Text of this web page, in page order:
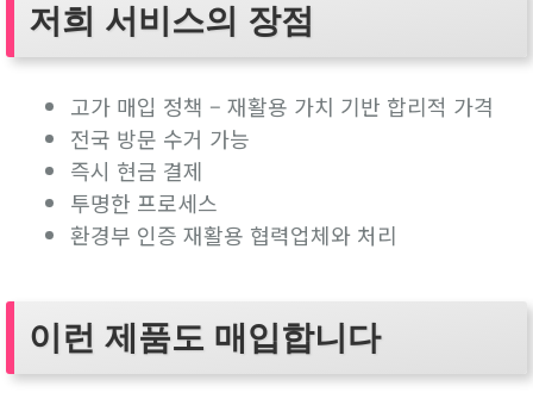
저희 서비스의 장점
고가 매입 정책 – 재활용 가치 기반 합리적 가격
전국 방문 수거 가능
즉시 현금 결제
투명한 프로세스
환경부 인증 재활용 협력업체와 처리
이런 제품도 매입합니다